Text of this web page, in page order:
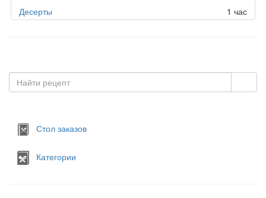
Десерты 1 час
Стол заказов
Категории